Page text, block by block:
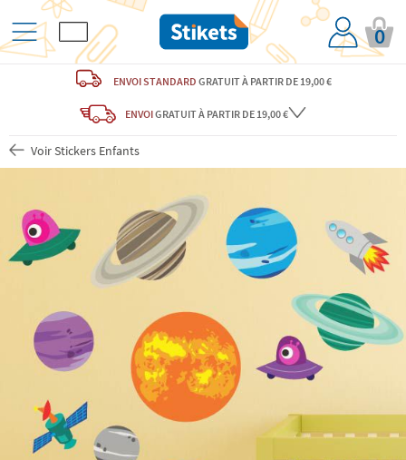
0
ENVOI STANDARD GRATUITÀ PARTIR DE 19,00 €
ENVOIGRATUITÀ PARTIR DE 19,00 €
Voir Stickers Enfants